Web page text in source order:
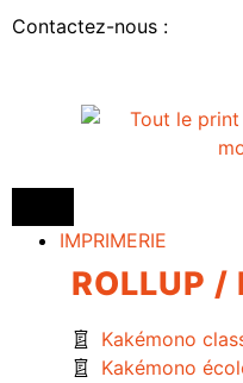
Contactez-nous :
IMPRIMERIE
ROLLUP /
Kakémono
Kakémono